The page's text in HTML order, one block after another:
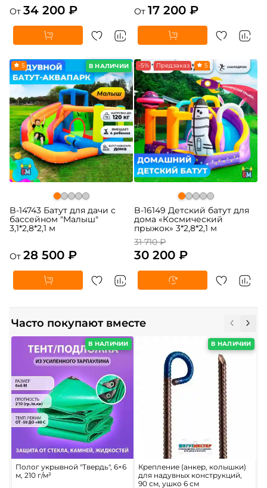
От 34 200 ₽ От 17 200 ₽
В НАЛИЧИИ
5
B-14743 Батут для дачи с
бассейном "Малыш"
3,1*2,8*2,1 м
От 28 500 ₽
-5% Предзаказ 5
B-16149 Детский батут для
дома «Космический
прыжок» 3*2,8*2,1 м
31 710 ₽
30 200 ₽
Часто покупают вместе
В НАЛИЧИИ
Полог укрывной "Твердь", 6×6
м, 210 г/м²
В НАЛИЧИИ
Крепление (анкер, колышки)
для надувных конструкций,
90 см, ушко 6 см